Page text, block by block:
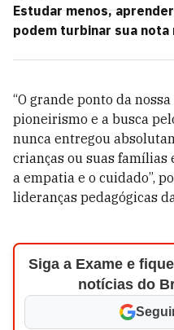
Estudar menos,
podem turbinar sua nota
“O grande ponto da
pioneirismo e a busca
nunca entregou
crianças ou suas famílias
a empatia e o cuidado”,
lideranças pedagógicas
Siga a Exame e
notícias do